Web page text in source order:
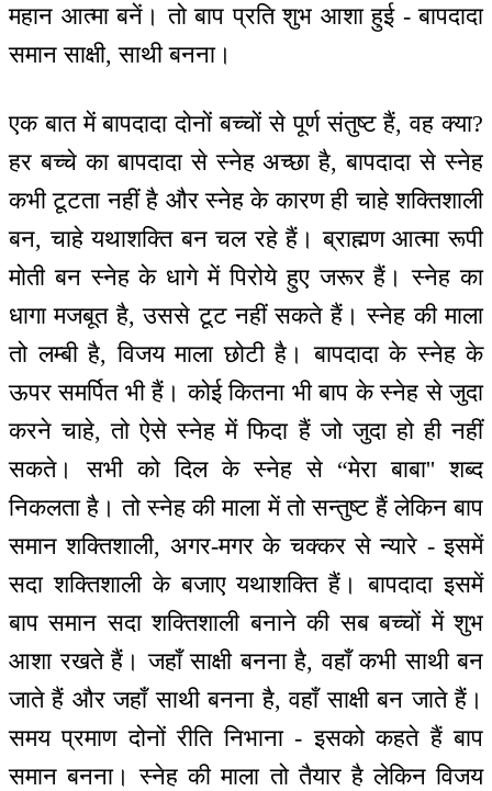
महान आत्मा बनें। तो बाप प्रति शुभ आशा हुई - बापदादा
समान साक्षी, साथी बनना।
एक बात में बापदादा दोनों बच्चों से पूर्ण संतुष्ट हैं, वह क्या?
हर बच्चे का बापदादा से स्नेह अच्छा है, बापदादा से स्नेह
कभी टूटता नहीं है और स्नेह के कारण ही चाहे शक्तिशाली
बन, चाहे यथाशक्ति बन चल रहे हैं। ब्राह्मण आत्मा रूपी
मोती बन स्नेह के धागे में पिरोये हुए जरूर हैं। स्नेह का
धागा मजबूत है, उससे टूट नहीं सकते हैं। स्नेह की माला
तो लम्बी है, विजय माला छोटी है। बापदादा के स्नेह के
ऊपर समर्पित भी हैं। कोई कितना भी बाप के स्नेह से जुदा
करने चाहे, तो ऐसे स्नेह में फिदा हैं जो जुदा हो ही नहीं
सकते। सभी को दिल के स्नेह से “मेरा बाबा'' शब्द
निकलता है। तो स्नेह की माला में तो सन्तुष्ट हैं लेकिन बाप
समान शक्तिशाली, अगर-मगर के चक्कर से न्यारे - इसमें
सदा शक्तिशाली के बजाए यथाशक्ति हैं। बापदादा इसमें
बाप समान सदा शक्तिशाली बनाने की सब बच्चों में शुभ
आशा रखते हैं। जहाँ साक्षी बनना है, वहाँ कभी साथी बन
जाते हैं और जहाँ साथी बनना है, वहाँ साक्षी बन जाते हैं।
समय प्रमाण दोनों रीति निभाना - इसको कहते हैं बाप
समान बनना। स्नेह की माला तो तैयार है लेकिन विजय